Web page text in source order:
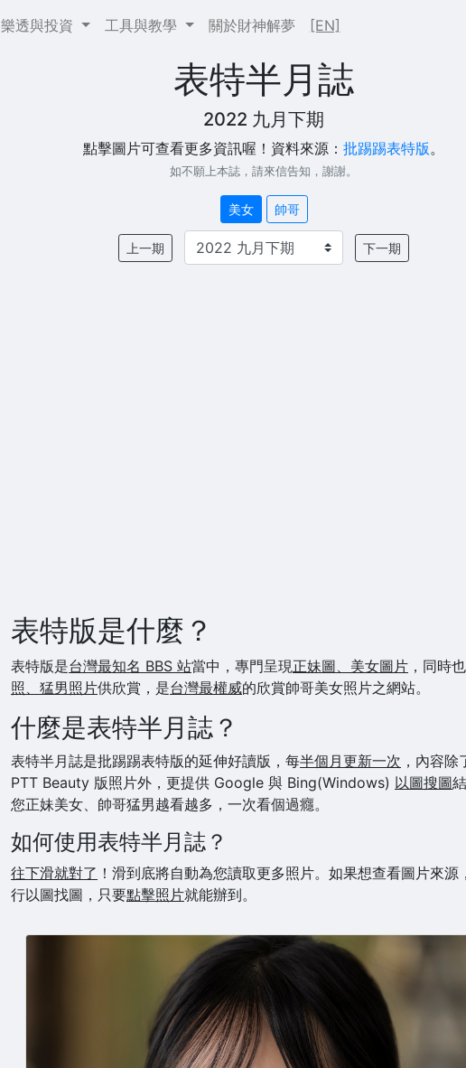
樂透與投資 工具與教學 關於財神解夢 [EN]
表特半月誌
2022 九月下期
點擊圖片可查看更多資訊喔！資料來源： 批踢踢表特版。
如不願上本誌，請來信告知，謝謝。
美女 帥哥
上一期 下一期
表特版是什麼？
表特版是台灣最知名 BBS 站當中，專門呈現正妹圖、美女圖片 ，同時
照、猛男照片供欣賞，是台灣最權威的欣賞帥哥美女照片之網站。
什麼是表特半月誌？
表特半月誌是批踢踢表特版的延伸好讀版，每半個月更新一次 ，內容除
PTT Beauty 版照片外，更提供 Google 與 Bing(Windows) 以圖搜圖
您正妹美女、帥哥猛男越看越多，一次看個過癮。
如何使用表特半月誌？
往下滑就對了 ！滑到底將自動為您讀取更多照片。如果想查看圖片來源
行以圖找圖，只要點擊照片就能辦到。